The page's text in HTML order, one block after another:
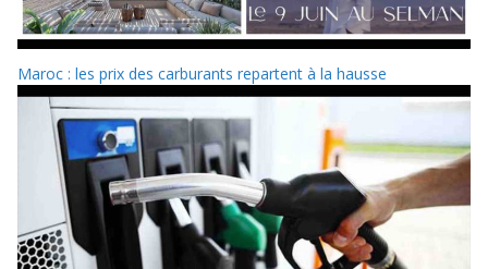
Maroc : les prix des carburants repartent à la hausse